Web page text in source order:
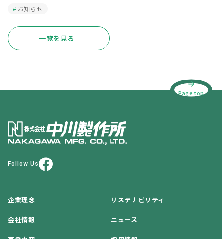
お知らせ
一覧を見る
Page top
Follow Us
企業理念 サステナビリティ
会社情報 ニュース